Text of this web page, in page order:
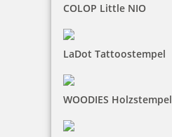
COLOP Little NIO
LaDot Tattoostempel
WOODIES Holzstempel
Jetzt gestalten